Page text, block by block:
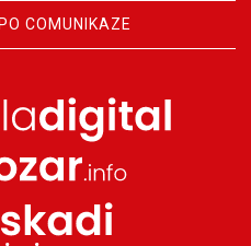
COMUNIKAZE